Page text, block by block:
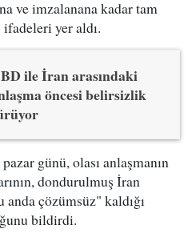
ve imzalanana kadar tam
yer aldı.
ile İran arasındaki
öncesi belirsizlik
günü, olası anlaşmanın
dondurulmuş İran
çözümsüz" kaldığı
bildirdi.